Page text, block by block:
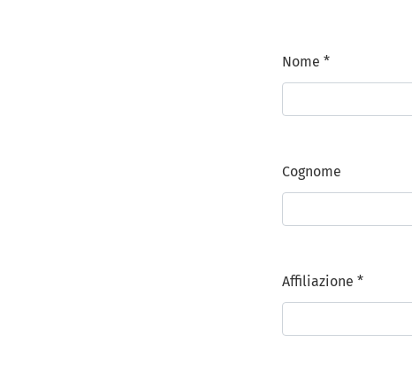
Nome *
Obbligatorio
Cognome
Affiliazione *
Obbligatorio